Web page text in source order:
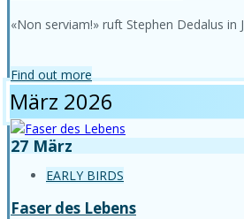
«Non serviam!» ruft Stephen Dedalus
Find out more
März 2026
27 März
EARLY BIRDS
Faser des Lebens